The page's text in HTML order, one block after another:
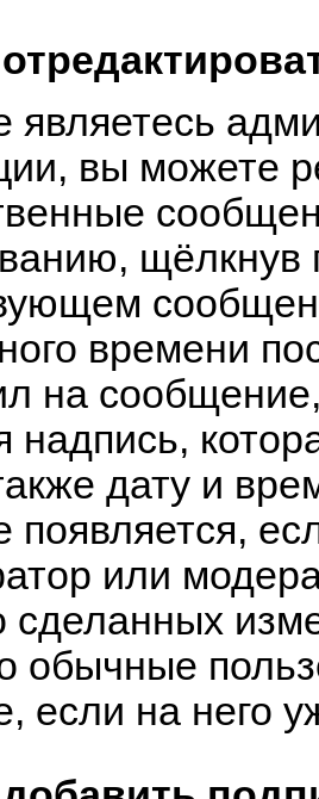
являетесь
вы можете
щёлкнув
времени
на
дату и
появляется,
или
сделанных
обычные
если на него